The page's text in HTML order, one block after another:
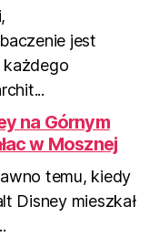
jest
każdego
na Górnym
w Mosznej
temu, kiedy
Disney mieszkał